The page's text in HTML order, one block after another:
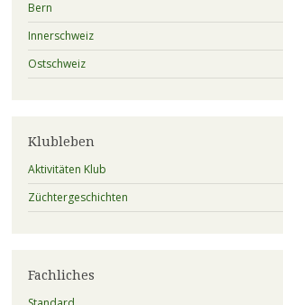
Bern
Innerschweiz
Ostschweiz
Klubleben
Aktivitäten Klub
Züchtergeschichten
Fachliches